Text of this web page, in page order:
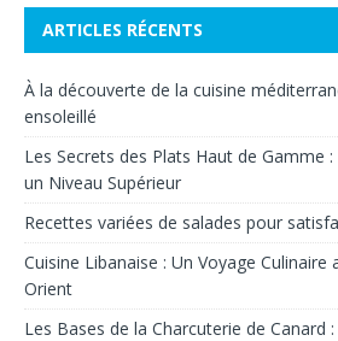
ARTICLES RÉCENTS
À la découverte de la cuisine
ensoleillé
Les Secrets des Plats Haut de Gamme
un Niveau Supérieur
Recettes variées de salades pour
Cuisine Libanaise : Un Voyage
Orient
Les Bases de la Charcuterie de Canard